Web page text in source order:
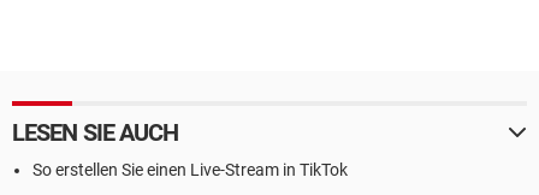
LESEN SIE AUCH
So erstellen Sie einen Live-Stream in TikTok